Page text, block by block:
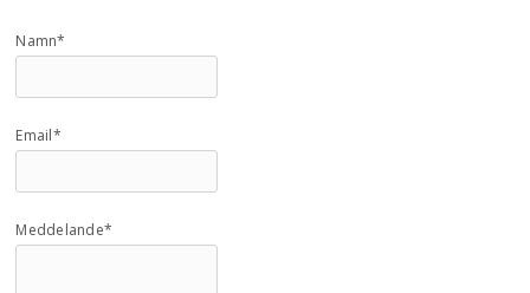
Namn*
Email*
Meddelande*